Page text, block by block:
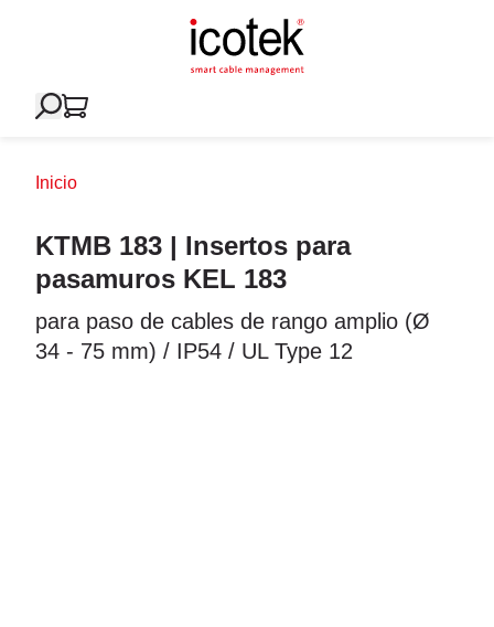
Inicio
KTMB 183 | Insertos para
pasamuros KEL 183
para paso de cables de rango amplio (Ø
34 - 75 mm) / IP54 / UL Type 12